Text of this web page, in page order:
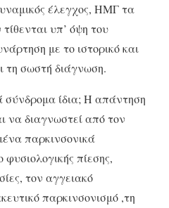
έλεγχος, ΗΜΓ τα
υπ’ όψη του
με το ιστορικό και
τη σωστή διάγνωση.
σύνδρομα ίδια; H απάντηση
να διαγνωστεί από τον
παρκινσονικά
πίεσης,
τον αγγειακό
παρκινσονισμό ,τη